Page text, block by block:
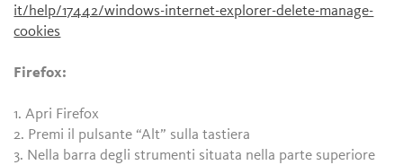
it/help/17442/windows-internet-explorer-delete-manage-
cookies
Firefox:
1. Apri Firefox
2. Premi il pulsante “Alt” sulla tastiera
3. Nella barra degli strumenti situata nella parte superiore